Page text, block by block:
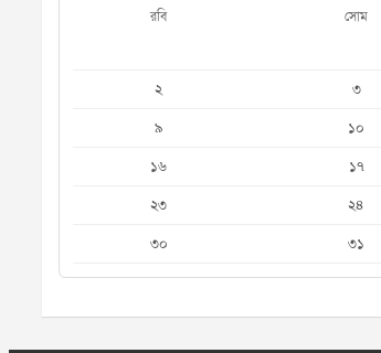
রবি সোম
২
৩
৯
১০
১৬
১৭
২৩
২৪
৩০
৩১